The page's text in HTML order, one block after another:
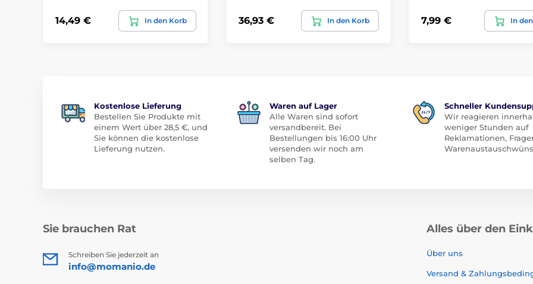
14,49 € In den Korb 36,93 € In den Korb 7,99 € In
Kostenlose Lieferung
Bestellen Sie Produkte mit
einem Wert über 28,5 €, und
Sie können die kostenlose
Lieferung nutzen.
Waren auf Lager
Alle Waren sind sofort
versandbereit. Bei
Bestellungen bis 16:00 Uhr
versenden wir noch am
selben Tag.
Schneller
Wir reagieren
weniger Stunden auf
Reklamationen,
Sie brauchen Rat
Schreiben Sie jederzeit an
info@momanio.de
Alles über den
Über uns
Versand &